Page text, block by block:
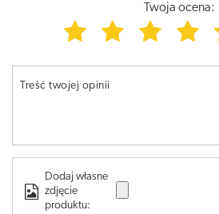
Twoja ocena:
Treść twojej opinii
Dodaj własne
zdjęcie
produktu: